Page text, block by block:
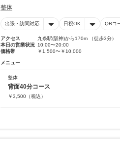
整体
出張・訪問対応 日祝OK QRコ
アクセス
九条駅(阪神)から170m （徒歩3分）
本日の営業状況 10:00〜20:00
価格帯
￥1,500〜￥10,000
メニュー
整体
背面40分コース
￥3,500 （税込）